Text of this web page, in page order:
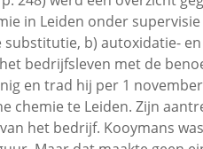
in Leiden onder
b) autoxidatie-
bedrijfsleven met de
en trad hij per 1
chemie te Leiden. Zijn
het bedrijf. Kooymans